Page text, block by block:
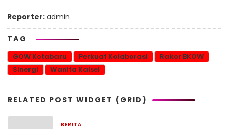
Reporter: admin
TAG
GOW Kotabaru Perkuat Kolaborasi
Rakor BKOW
Sinergi
Wanita Kalsel
RELATED POST WIDGET (GRID)
BERITA